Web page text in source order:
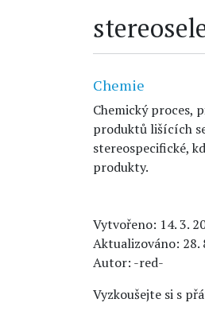
Chemie
Chemický proces,
produktů lišících
stereospecifické,
produkty.
Vytvořeno: 14. 3.
Aktualizováno: 28.
Autor: -red-
Vyzkoušejte si s